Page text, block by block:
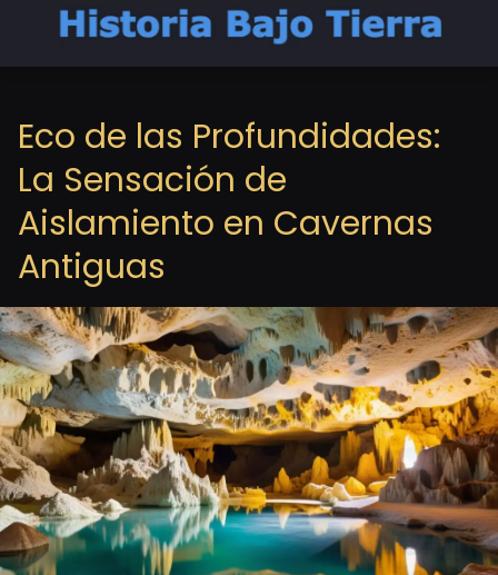
Eco de las Profundidades:
La Sensación de
Aislamiento en Cavernas
Antiguas